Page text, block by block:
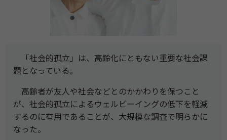
「社会的孤立」は、高齢化にともない重要な社会課
題となっている。
高齢者が友人や社会などとのかかわりを保つこと
が、社会的孤立によるウェルビーイングの低下を軽減
するのに有用であることが、大規模な調査で明らかに
なった。